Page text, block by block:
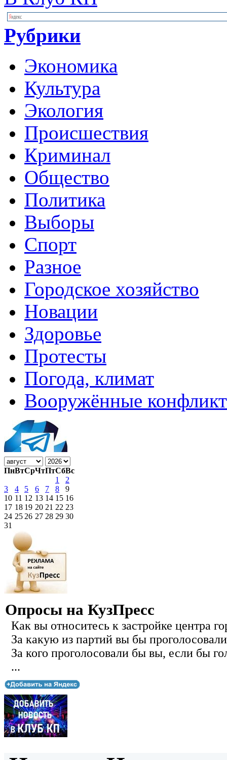
Рубрики
Экономика
Культура
Экология
Происшествия
Криминал
Общество
Политика
Выборы
Спорт
Разное
Городское хозяйство
Новации
Здоровье
Протесты
Погода, климат
Вооружённые
ПнВтСрЧтПтСбВс
1
2
3
4 5 6 7 8
9
10 11 12 13 14 15 16
17 18 19 20 21 22 23
24 25 26 27 28 29 30
31
Опросы на КузПресс
Как вы относитесь к застройке центра
За какую из партий вы бы
За кого проголосовали бы вы, если бы
...